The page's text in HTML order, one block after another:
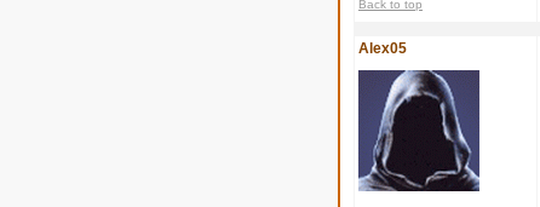
Back to top
Alex05